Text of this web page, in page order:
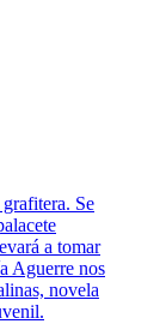
Se
a tomar
Aguerre nos
novela